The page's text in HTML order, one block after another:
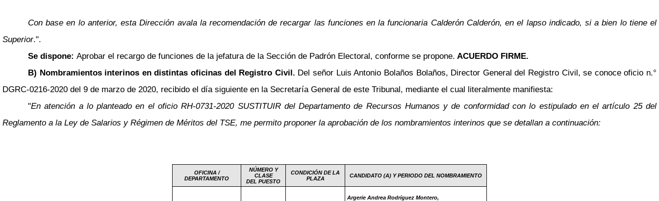
Con base en lo anterior, esta Dirección avala la recomendación de recargar las funciones en la funcionaria Calderón Calderón, en el lapso indicado, si a bien lo tiene el
Superior.".
Se dispone: Aprobar el recargo de funciones de la jefatura de la Sección de Padrón Electoral, conforme se propone. ACUERDO FIRME.
B) Nombramientos interinos en distintas oficinas del Registro Civil. Del señor Luis Antonio Bolaños Bolaños, Director General del Registro Civil, se conoce oficio n.°
DGRC-0216-2020 del 9 de marzo de 2020, recibido el día siguiente en la Secretaría General de este Tribunal, mediante el cual literalmente manifiesta:
"En atención a lo planteado en el oficio RH-0731-2020 SUSTITUIR del Departamento de Recursos Humanos y de conformidad con lo estipulado en el artículo 25 del
Reglamento a la Ley de Salarios y Régimen de Méritos del TSE, me permito proponer la aprobación de los nombramientos interinos que se detallan a continuación:
OFICINA /
DEPARTAMENTO
NÚMERO Y
CLASE
DEL PUESTO
CONDICIÓN DE LA
PLAZA
CANDIDATO (A) Y PERIODO DEL NOMBRAMIENTO
Argerie Andrea Rodríguez Montero,